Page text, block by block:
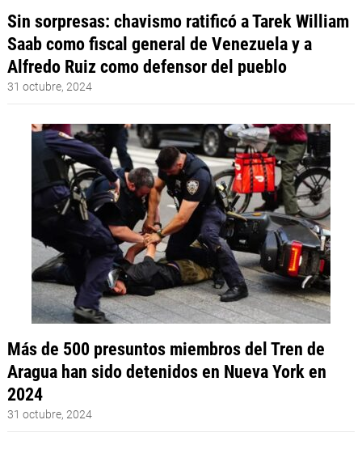
Sin sorpresas: chavismo ratificó a Tarek William
Saab como fiscal general de Venezuela y a
Alfredo Ruiz como defensor del pueblo
31 octubre, 2024
Más de 500 presuntos miembros del Tren de
Aragua han sido detenidos en Nueva York en
2024
31 octubre, 2024